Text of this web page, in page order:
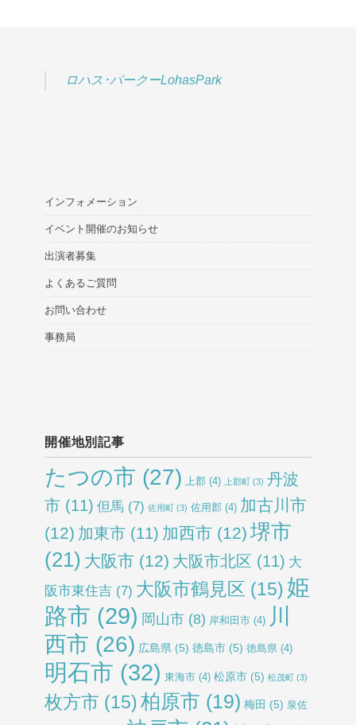
ロハス･パークーLohasPark
インフォメーション
イベント開催のお知らせ
出演者募集
よくあるご質問
お問い合わせ
事務局
開催地別記事
たつの市 (27) 上郡 (4) 上郡町 (3) 丹波
市 (11) 但馬 (7) 佐用町 (3) 佐用郡 (4) 加古川市
(12) 加東市 (11) 加西市 (12) 堺市
(21) 大阪市 (12) 大阪市北区 (11) 大
阪市東住吉 (7) 大阪市鶴見区 (15) 姫
路市 (29) 岡山市 (8) 岸和田市 (4) 川
西市 (26) 広島県 (5) 徳島市 (5) 徳島県 (4)
明石市 (32) 東海市 (4) 松原市 (5) 松茂町 (3)
枚方市 (15)柏原市 (19) 梅田 (5) 泉佐